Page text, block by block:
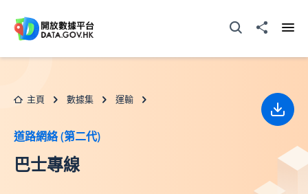
打開搜尋器分享至
主頁 數據集 運輸
道路網絡 (第二代)
巴士專線
下載